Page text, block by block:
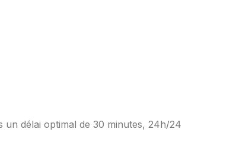
un délai optimal de 30 minutes, 24h/24